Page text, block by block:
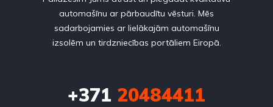
automašīnu ar pārbaudītu vēsturi. Mēs
sadarbojamies ar lielākajām automašīnu
izsolēm un tirdzniecības portāliem Eiropā.
+371 20484411